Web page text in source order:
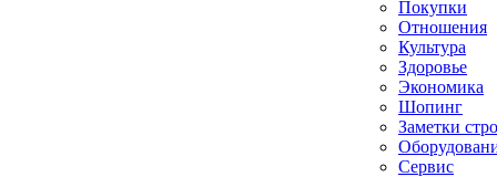
Покупки
Отношения
Культура
Здоровье
Экономика
Шопинг
Заметки
Сервис